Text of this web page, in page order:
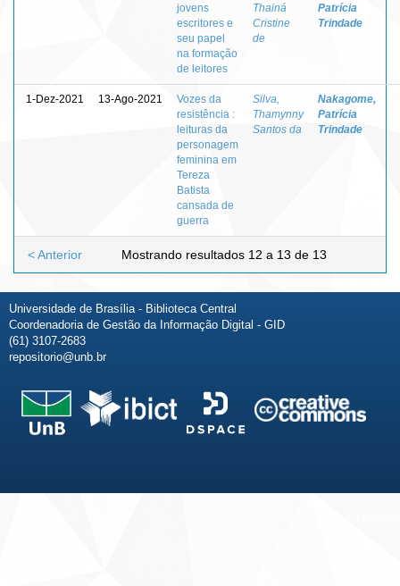
jovens
escritores e
seu papel
na formação
de leitores
Thainá
Cristine
de
Patrícia
Trindade
1-Dez-2021 13-Ago-2021
Vozes da
resistência :
leituras da
personagem
feminina em
Tereza
Batista
cansada de
guerra
Silva,
Thamynny
Santos da
Nakagome,
Patrícia
Trindade
Mostrando resultados 12 a 13 de 13
< Anterior
Universidade de Brasília - Biblioteca Central
Coordenadoria de Gestão da Informação Digital - GID
(61) 3107-2683
repositorio@unb.br